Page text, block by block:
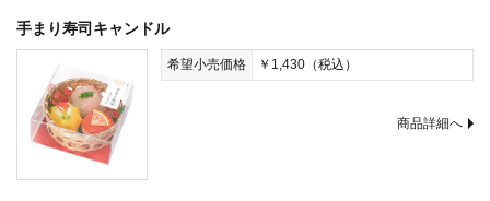
手まり寿司キャンドル
希望小売価格 ￥1,430（税込）
商品詳細へ